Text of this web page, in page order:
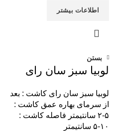
اطلاعات بیشتر
بستن
لوبیا سبز سان رای
لوبیا سبز سان رای کاشت : بعد
از سرمای بهاره عمق کاشت :
۵-۲ سانتیمتر فاصله کاشت :
۱۰-۵ سانتیمتر